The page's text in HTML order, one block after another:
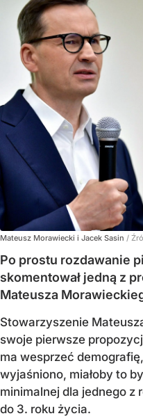
Mateusz Morawiecki i Jacek Sasin /
Po prostu rozdawanie
skomentował jedną z
Mateusza
Stowarzyszenie
swoje pierwsze
ma wesprzeć
wyjaśniono, miałoby to
minimalnej dla jednego z
do 3. roku życia.